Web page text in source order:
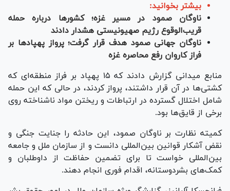
بیشتر بخوانید:
ناوگان صمود در مسیر غزه؛ کشورها درباره حمله
قریب‌الوقوع رژیم صهیونیستی هشدار دادند
ناوگان جهانی صمود هدف قرار گرفت؛ پرواز پهپاد‌ها بر
فراز کاروان رفع محاصره غزه
منابع میدانی گزارش دادند که ۱۵ پهپاد بر فراز منطقه‌ای که
کشتی‌ها در آن قرار داشتند، پرواز کردند، در حالی که این حمله
شامل اختلال گسترده در ارتباطات و ریختن مواد ناشناخته روی
برخی از قایق‌ها بود.
کمیته نظارت بر ناوگان صمود، این حادثه را جنایت جنگی و
نقض آشکار قوانین بین‌المللی دانست و از سازمان ملل و جامعه
بین‌المللی خواست تا برای تضمین حفاظت از داوطلبان و
کمک‌های بشردوستانه، اقدام فوری انجام دهند.